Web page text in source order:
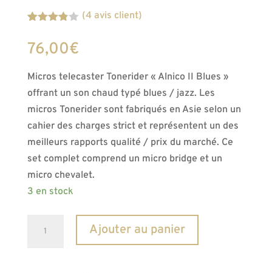
3.75
sur 5
notation
s client
(4 avis client)
76,00€
Micros telecaster Tonerider « Alnico II Blues »
offrant un son chaud typé blues / jazz. Les
micros Tonerider sont fabriqués en Asie selon un
cahier des charges strict et représentent un des
meilleurs rapports qualité / prix du marché. Ce
set complet comprend un micro bridge et un
micro chevalet.
3 en stock
Ajouter au panier